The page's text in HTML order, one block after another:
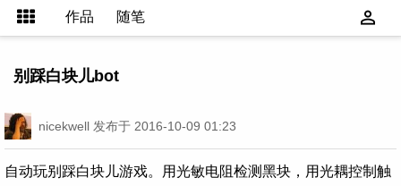
作品 随笔
别踩白块儿bot
nicekwell 发布于 2016-10-09 01:23
自动玩别踩白块儿游戏。用光敏电阻检测黑块，用光耦控制触